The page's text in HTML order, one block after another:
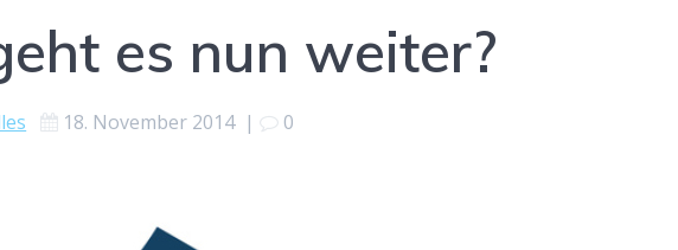
es nun weiter?
18. November 2014| 0